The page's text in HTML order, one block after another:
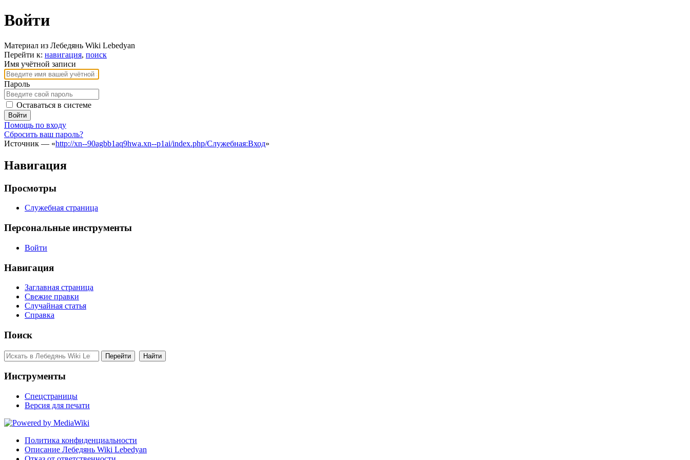
Войти
Материал из Лебедянь Wiki Lebedyan
Перейти к: навигация, поиск
Имя учётной записи
Пароль
Оставаться в системе
Войти
Помощь по входу
Сбросить ваш пароль?
Источник — «http://xn--90agbb1aq9hwa.xn--p1ai/index.php/Служебная:Вход»
Навигация
Просмотры
Служебная страница
Персональные инструменты
Войти
Навигация
Заглавная страница
Свежие правки
Случайная статья
Справка
Поиск
Инструменты
Спецстраницы
Версия для печати
Политика конфиденциальности
Описание Лебедянь Wiki Lebedyan